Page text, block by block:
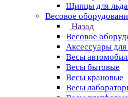
Щипцы для льда
Весовое
Назад
Весовое
Аксессуары
Весы
Весы бытовые
Весы крановые
Весы